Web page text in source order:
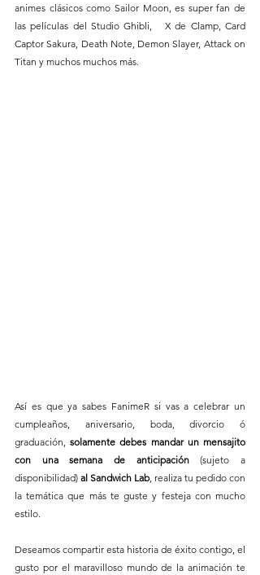
animes clásicos como Sailor Moon, es super fan de
las películas del Studio Ghibli,   X de Clamp, Card
Captor Sakura, Death Note, Demon Slayer, Attack on
Titan y muchos muchos más.
Así es que ya sabes FanimeR si vas a celebrar un
cumpleaños, aniversario, boda, divorcio ó
graduación, solamente debes mandar un mensajito
con una semana de anticipación (sujeto a
disponibilidad) al Sandwich Lab, realiza tu pedido con
la temática que más te guste y festeja con mucho
estilo.
Deseamos compartir esta historia de éxito contigo, el
gusto por el maravilloso mundo de la animación te